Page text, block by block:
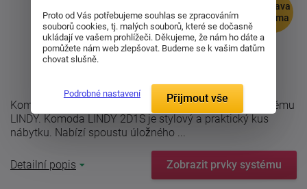
doprava
zdarma
Komoda 2D1S je součástí moderního sektorového systému
LINDY. Komoda LINDY 2D1S je stylový a praktický kus
nábytku. Nabízí spoustu úložného ...
Detailní popis Zobrazit prvky systému
Proto od Vás potřebujeme souhlas se zpracováním
souborů cookies, tj. malých souborů, které se dočasně
ukládají ve vašem prohlížeči. Děkujeme, že nám ho dáte a
pomůžete nám web zlepšovat. Budeme se k vašim datům
chovat slušně.
Podrobné nastavení Přijmout vše